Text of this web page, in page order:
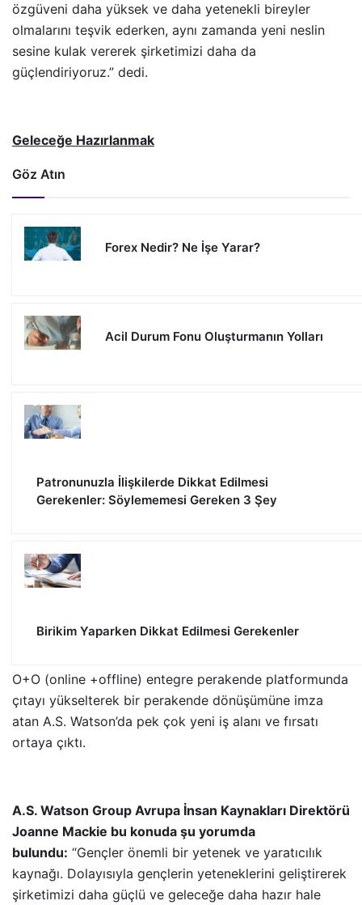
özgüveni daha yüksek ve daha yetenekli bireyler
olmalarını teşvik ederken, aynı zamanda yeni neslin
sesine kulak vererek şirketimizi daha da
güçlendiriyoruz.” dedi.
Geleceğe Hazırlanmak
Göz Atın
Forex Nedir? Ne İşe Yarar?
Acil Durum Fonu Oluşturmanın Yolları
Patronunuzla İlişkilerde Dikkat Edilmesi
Gerekenler: Söylememesi Gereken 3 Şey
Birikim Yaparken Dikkat Edilmesi Gerekenler
O+O (online +offline) entegre perakende platformunda
çıtayı yükselterek bir perakende dönüşümüne imza
atan A.S. Watson’da pek çok yeni iş alanı ve fırsatı
ortaya çıktı.
A.S. Watson Group Avrupa İnsan Kaynakları Direktörü
Joanne Mackie bu konuda şu yorumda
bulundu: “Gençler önemli bir yetenek ve yaratıcılık
kaynağı. Dolayısıyla gençlerin yeteneklerini geliştirerek
şirketimizi daha güçlü ve geleceğe daha hazır hale